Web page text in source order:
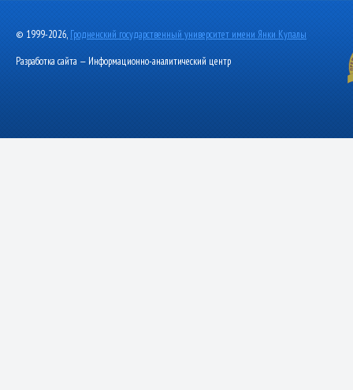
© 1999-2026, Гродненский государственный университет имени Янки Купалы
Разработка сайта — Информационно-аналитический центр